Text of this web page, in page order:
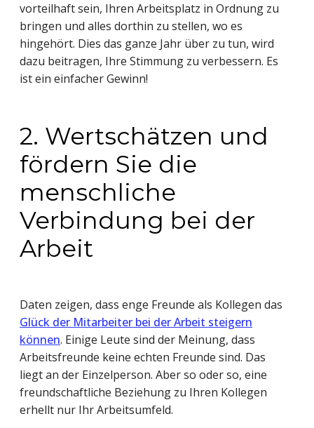
vorteilhaft sein, Ihren Arbeitsplatz in Ordnung zu
bringen und alles dorthin zu stellen, wo es
hingehört. Dies das ganze Jahr über zu tun, wird
dazu beitragen, Ihre Stimmung zu verbessern. Es
ist ein einfacher Gewinn!
2. Wertschätzen und
fördern Sie die
menschliche
Verbindung bei der
Arbeit
Daten zeigen, dass enge Freunde als Kollegen das
Glück der Mitarbeiter bei der Arbeit steigern
können. Einige Leute sind der Meinung, dass
Arbeitsfreunde keine echten Freunde sind. Das
liegt an der Einzelperson. Aber so oder so, eine
freundschaftliche Beziehung zu Ihren Kollegen
erhellt nur Ihr Arbeitsumfeld.